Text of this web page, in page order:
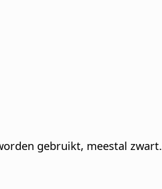
gebruikt, meestal zwart.